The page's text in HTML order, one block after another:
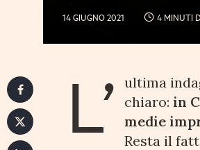
14 GIUGNO 2021 4 MINUTI
L’ ultima
chiaro: in
medie
Resta il